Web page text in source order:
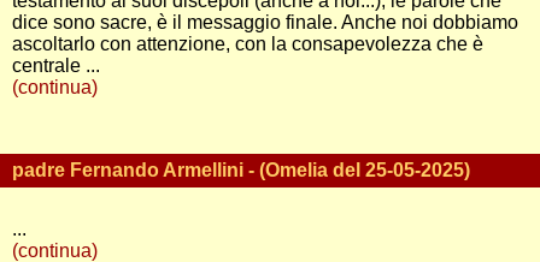
dice sono sacre, è il messaggio finale. Anche noi dobbiamo
ascoltarlo con attenzione, con la consapevolezza che è
centrale ...
(continua)
padre Fernando Armellini - (Omelia del 25-05-2025)
...
(continua)